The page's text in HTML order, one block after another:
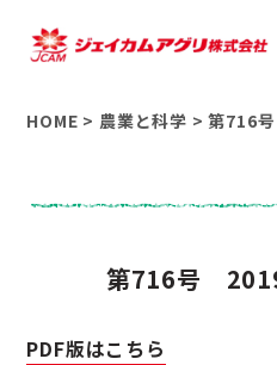
HOME > 農業と科学 >第716
第716号
PDF版はこちら